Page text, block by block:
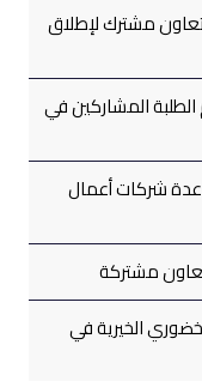
مشترك لإطلاق
المشاركين في
شركات أعمال
مشتركة
الخيرية في